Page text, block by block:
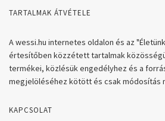
TARTALMAK ÁTVÉTELE
A wessi.hu internetes oldalon és az
értesítőben közzétett tartalmak
termékei, közlésük engedélyhez és a
megjelöléséhez kötött és csak módosítás
KAPCSOLAT